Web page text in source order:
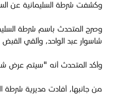
وكشفت شرطة السليمانية عن
شاسوار عبد الواحد، وألقي
وأكد المتحدث أنه "سيتم عرض شاسوار عبد الواحد يوم 13 آي 2025، على المحكمة في السليمانية"، مشيراً أن
من جانبها، أفادت مديرية